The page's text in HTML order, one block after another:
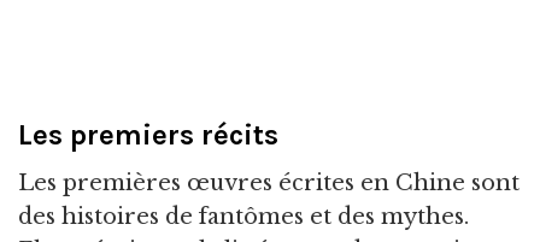
Les premiers récits
Les premières œuvres écrites en Chine sont
des histoires de fantômes et des mythes.